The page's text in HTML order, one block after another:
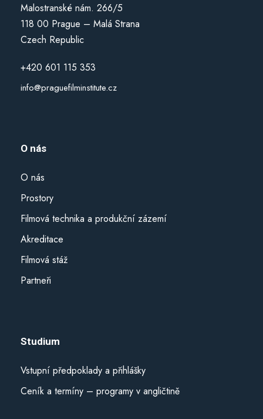
Malostranské nám. 266/5
118 00 Prague – Malá Strana
Czech Republic
+420 601 115 353
info@praguefilminstitute.cz
O nás
O nás
Prostory
Filmová technika a produkční zázemí
Akreditace
Filmová stáž
Partneři
Studium
Vstupní předpoklady a přihlášky
Ceník a termíny – programy v angličtině